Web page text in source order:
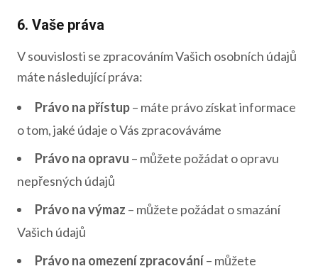
6. Vaše práva
V souvislosti se zpracováním Vašich osobních údajů
máte následující práva:
Právo na přístup– máte právo získat informace
o tom, jaké údaje o Vás zpracováváme
Právo na opravu – můžete požádat o opravu
nepřesných údajů
Právo na výmaz – můžete požádat o smazání
Vašich údajů
Právo na omezení zpracování– můžete